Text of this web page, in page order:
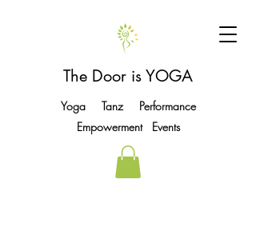
The Door is YOGA
Yoga Tanz Performance
Empowerment Events